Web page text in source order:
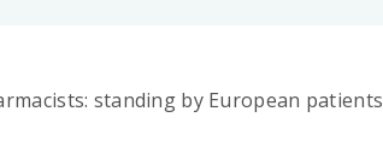
standing by European patients